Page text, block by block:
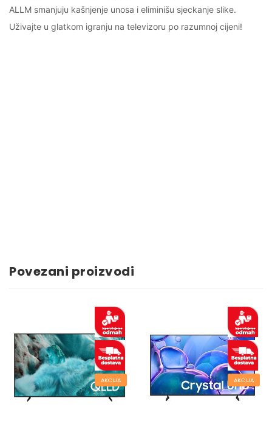
ALLM smanjuju kašnjenje unosa i eliminišu sjeckanje slike.
Uživajte u glatkom igranju na televizoru po razumnoj cijeni!
Povezani proizvodi
AKCIJA AKCIJA